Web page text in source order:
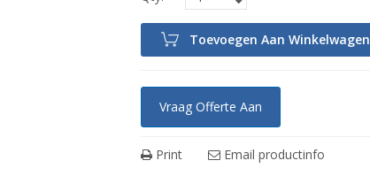
Toevoegen Aan Winkelwagen
Vraag Offerte Aan
Print Email productinfo